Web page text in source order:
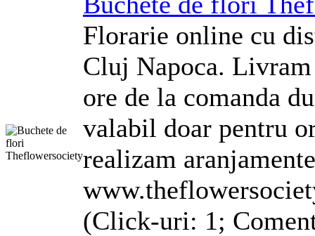
Florarie online cu
Cluj Napoca.
ore de la comanda
valabil doar pentru
realizam aranjamente
(Click-uri: 1;